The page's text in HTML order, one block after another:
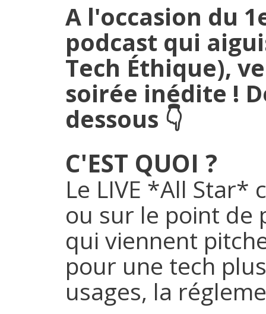
A l'occasion du
podcast qui
Tech Éthique),
soirée inédite !
dessous 👇
C'EST QUOI ?
Le LIVE *All Star*
ou sur le point de
qui viennent
pour une tech
usages, la